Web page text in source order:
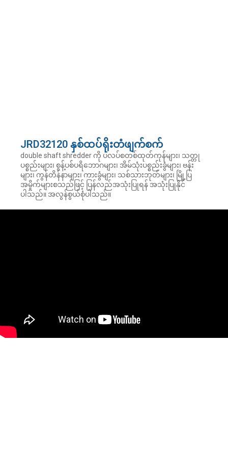
JRD32120 နှစ်ထပ်ရိုးတံဖျက်စက်
double shaft shredder ကို ပလပ်စတစ်ထုတ်ကုန်များ၊ သတ္တု
ပစ္စည်းများ၊ စွန့်ပစ်ပရိဘောဂများ၊ အိမ်သုံးပစ္စည်းခွံများ၊ ဗန်း
များ၊ ကွန်တိန်နာများ၊ ကားခွံများ၊ သစ်သားဘုတ်များ၊ မြို့ပြ
အမှိုက်များစသည်ဖြင့် ပြန်လည်အသုံးပြုရန် အသုံးပြုနိုင်
ပါသည်။ အလွန်စွယ်စုံပါသည်။